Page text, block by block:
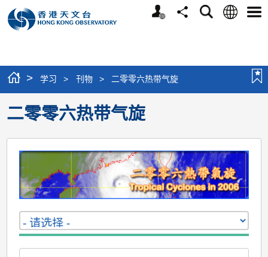
个
分
搜
语
选
> 学习 > 刊物 > 二零零六热带气旋
二零零六热带气旋